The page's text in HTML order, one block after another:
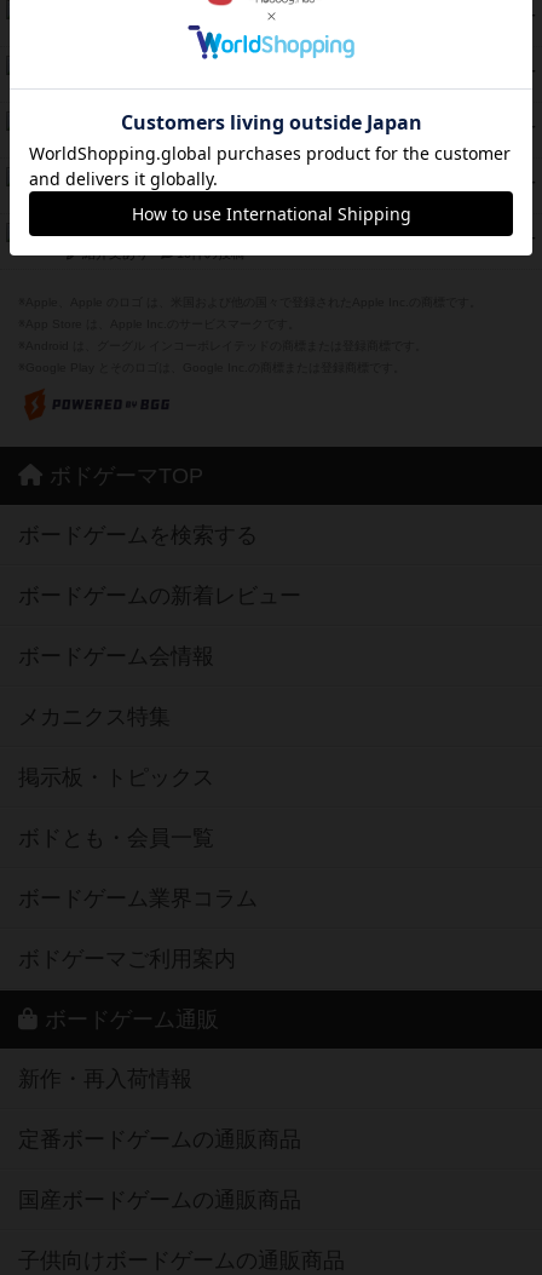
PT
エコーズ・オブ・タイム
8件の投稿
PT
紹介文あり 12件の投稿
PT
PT
Bitter End ブタペスト救出作戦
42 PT
ドコジャン
紹介文あり 10件の投稿
ボドゲーマTOP
ボードゲームを検索する
ボードゲームの新着レビュー
ボードゲーム会情報
メカニクス特集
掲示板・トピックス
ボドとも・会員一覧
ボードゲーム業界コラム
ボドゲーマご利用案内
ボードゲーム通販
新作・再入荷情報
定番ボードゲームの通販商品
国産ボードゲームの通販商品
子供向けボードゲームの通販商品